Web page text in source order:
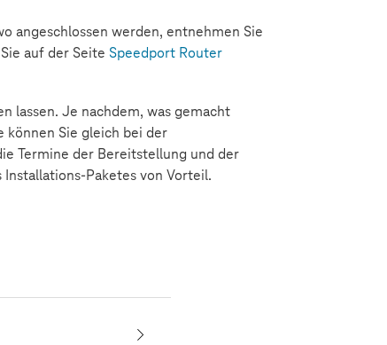
angeschlossen werden, entnehmen Sie
auf der Seite Speedport Router
lassen. Je nachdem, was gemacht
können Sie gleich bei der
Termine der Bereitstellung und der
Paketes von Vorteil.